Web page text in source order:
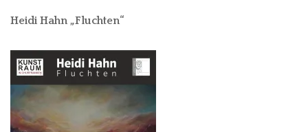
Heidi Hahn „Fluchten“